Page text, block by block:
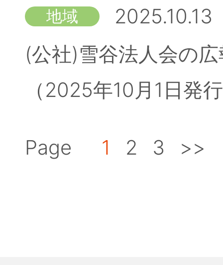
地域
2025.10.13
(公社)雪谷法人会の
（2025年10月1日発
Page 1 2 3 >>